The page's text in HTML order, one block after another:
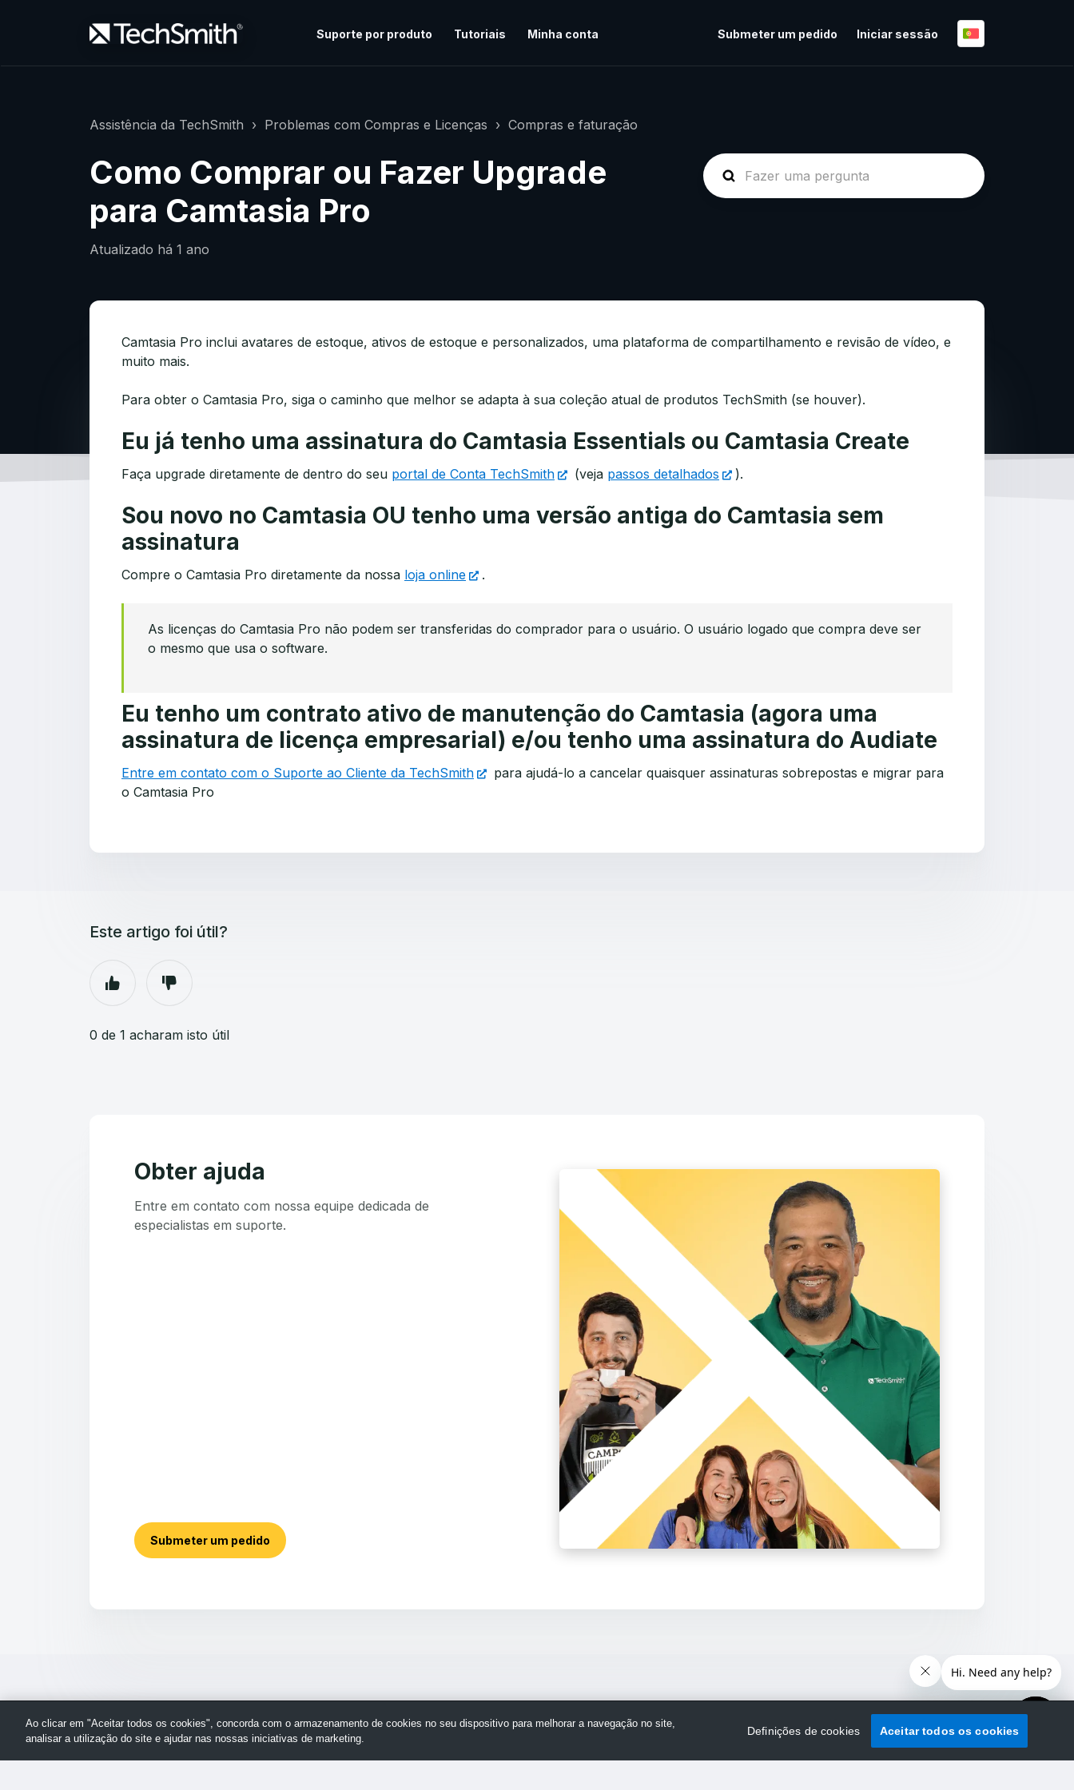
Suporte por produto Tutoriais Minha conta Submeter um pedido Iniciar sessão
Assistência da TechSmith Problemas com Compras e Licenças Compras e faturação
Como Comprar ou Fazer Upgrade
para Camtasia Pro
Atualizado há 1 ano
Camtasia Pro inclui avatares de estoque, ativos de estoque e personalizados, uma plataforma de compartilhamento e revisão de vídeo, e
muito mais.
Para obter o Camtasia Pro, siga o caminho que melhor se adapta à sua coleção atual de produtos TechSmith (se houver).
Eu já tenho uma assinatura do Camtasia Essentials ou Camtasia Create
Faça upgrade diretamente de dentro do seu portal de Conta TechSmith (veja passos detalhados ).
Sou novo no Camtasia OU tenho uma versão antiga do Camtasia sem
assinatura
Compre o Camtasia Pro diretamente da nossa loja online .
As licenças do Camtasia Pro não podem ser transferidas do comprador para o usuário. O usuário logado que compra deve ser
o mesmo que usa o software.
Eu tenho um contrato ativo de manutenção do Camtasia (agora uma
assinatura de licença empresarial) e/ou tenho uma assinatura do Audiate
Entre em contato com o Suporte ao Cliente da TechSmith
para ajudá-lo a cancelar quaisquer assinaturas sobrepostas e migrar para
o Camtasia Pro
Este artigo foi útil?
0 de 1 acharam isto útil
Obter ajuda
Entre em contato com nossa equipe dedicada de
especialistas em suporte.
Submeter um pedido
Ao clicar em "Aceitar todos os cookies", concorda com o armazenamento de cookies no seu dispositivo para melhorar a navegação no site,
analisar a utilização do site e ajudar nas nossas iniciativas de marketing.
Definições de cookies Aceitar todos os cookies